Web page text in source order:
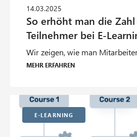
Wir zeigen, wie man
Mehr erfahren
E-Learning